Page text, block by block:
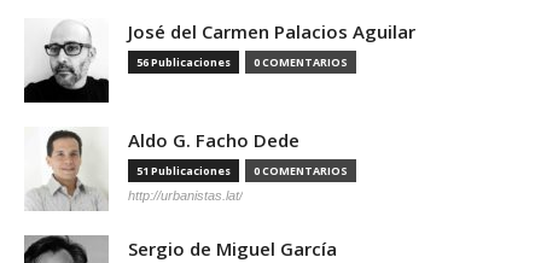
José del Carmen Palacios Aguilar
56 Publicaciones 0 COMENTARIOS
Aldo G. Facho Dede
51 Publicaciones 0 COMENTARIOS
http://urbanistas.lat/
Sergio de Miguel García